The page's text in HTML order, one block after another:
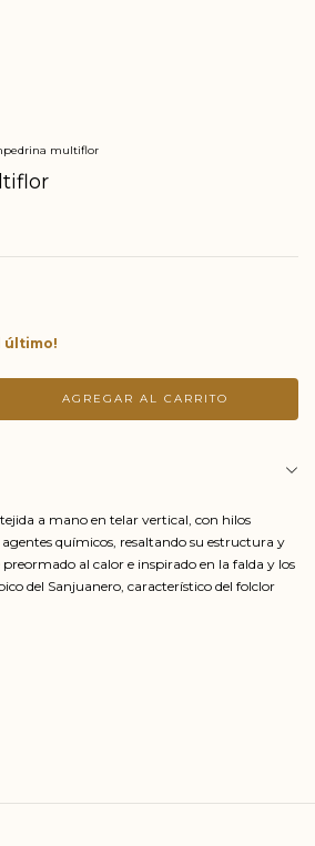
multiflor
último!
a mano en telar vertical, con hilos
químicos, resaltando su estructura y
al calor e inspirado en la falda y los
del Sanjuanero, característico del folclor